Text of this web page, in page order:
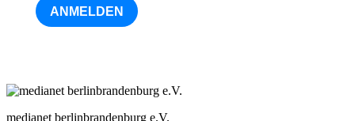
ANMELDEN
medianet berlinbrandenburg e.V.